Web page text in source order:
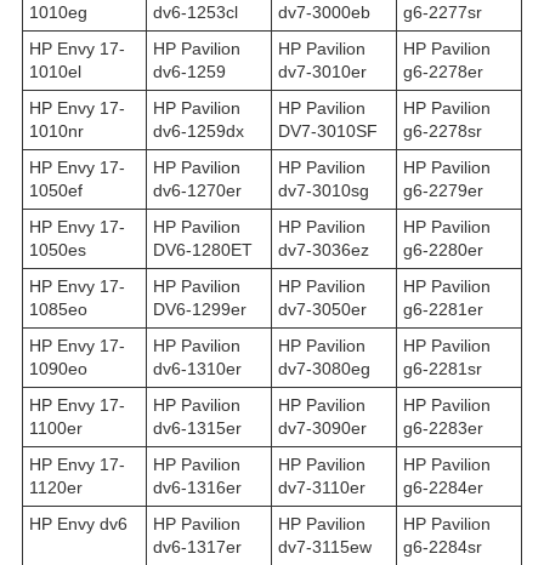
1010eg
dv6-1253cl
dv7-3000eb
g6-2277sr
HP Envy 17-
1010el
HP Pavilion
dv6-1259
HP Pavilion
dv7-3010er
HP Pavilion
g6-2278er
HP Envy 17-
1010nr
HP Pavilion
dv6-1259dx
HP Pavilion
DV7-3010SF
HP Pavilion
g6-2278sr
HP Envy 17-
1050ef
HP Pavilion
dv6-1270er
HP Pavilion
dv7-3010sg
HP Pavilion
g6-2279er
HP Envy 17-
1050es
HP Pavilion
DV6-1280ET
HP Pavilion
dv7-3036ez
HP Pavilion
g6-2280er
HP Envy 17-
1085eo
HP Pavilion
DV6-1299er
HP Pavilion
dv7-3050er
HP Pavilion
g6-2281er
HP Envy 17-
1090eo
HP Pavilion
dv6-1310er
HP Pavilion
dv7-3080eg
HP Pavilion
g6-2281sr
HP Envy 17-
1100er
HP Pavilion
dv6-1315er
HP Pavilion
dv7-3090er
HP Pavilion
g6-2283er
HP Envy 17-
1120er
HP Pavilion
dv6-1316er
HP Pavilion
dv7-3110er
HP Pavilion
g6-2284er
HP Envy dv6
HP Pavilion
dv6-1317er
HP Pavilion
dv7-3115ew
HP Pavilion
g6-2284sr